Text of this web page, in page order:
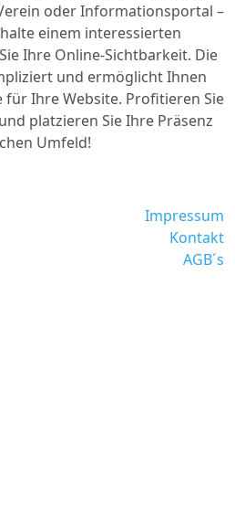
oder Informationsportal –
einem interessierten
Ihre Online-Sichtbarkeit. Die
und ermöglicht Ihnen
für Ihre Website. Profitieren Sie
platzieren Sie Ihre Präsenz
Umfeld!
Impressum
Kontakt
AGB´s